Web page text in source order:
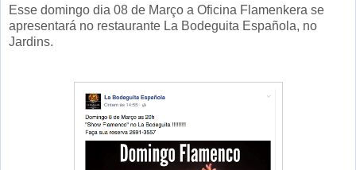
Esse domingo dia 08 de Março a Oficina Flamenkera se
apresentará no restaurante La Bodeguita Española, no
Jardins.